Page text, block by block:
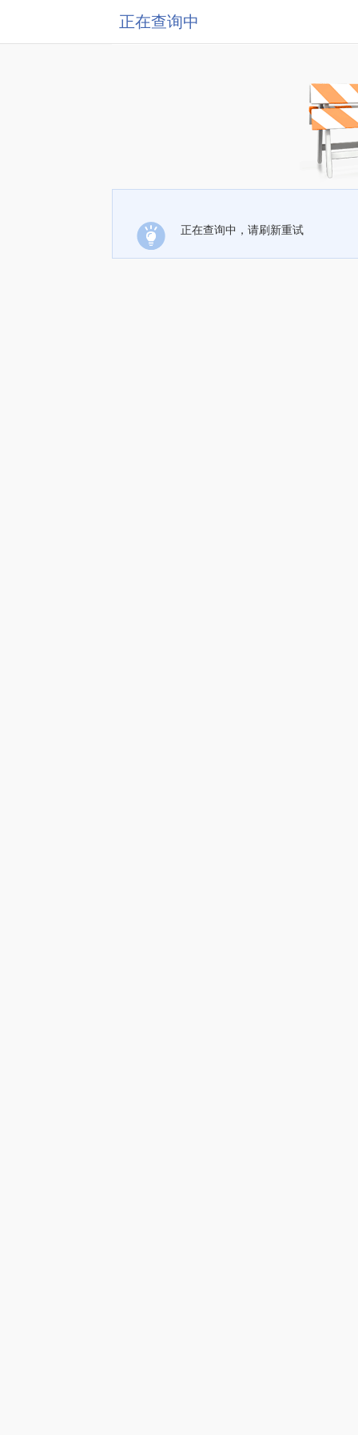
正在查询中
正在查询中，请刷新重试